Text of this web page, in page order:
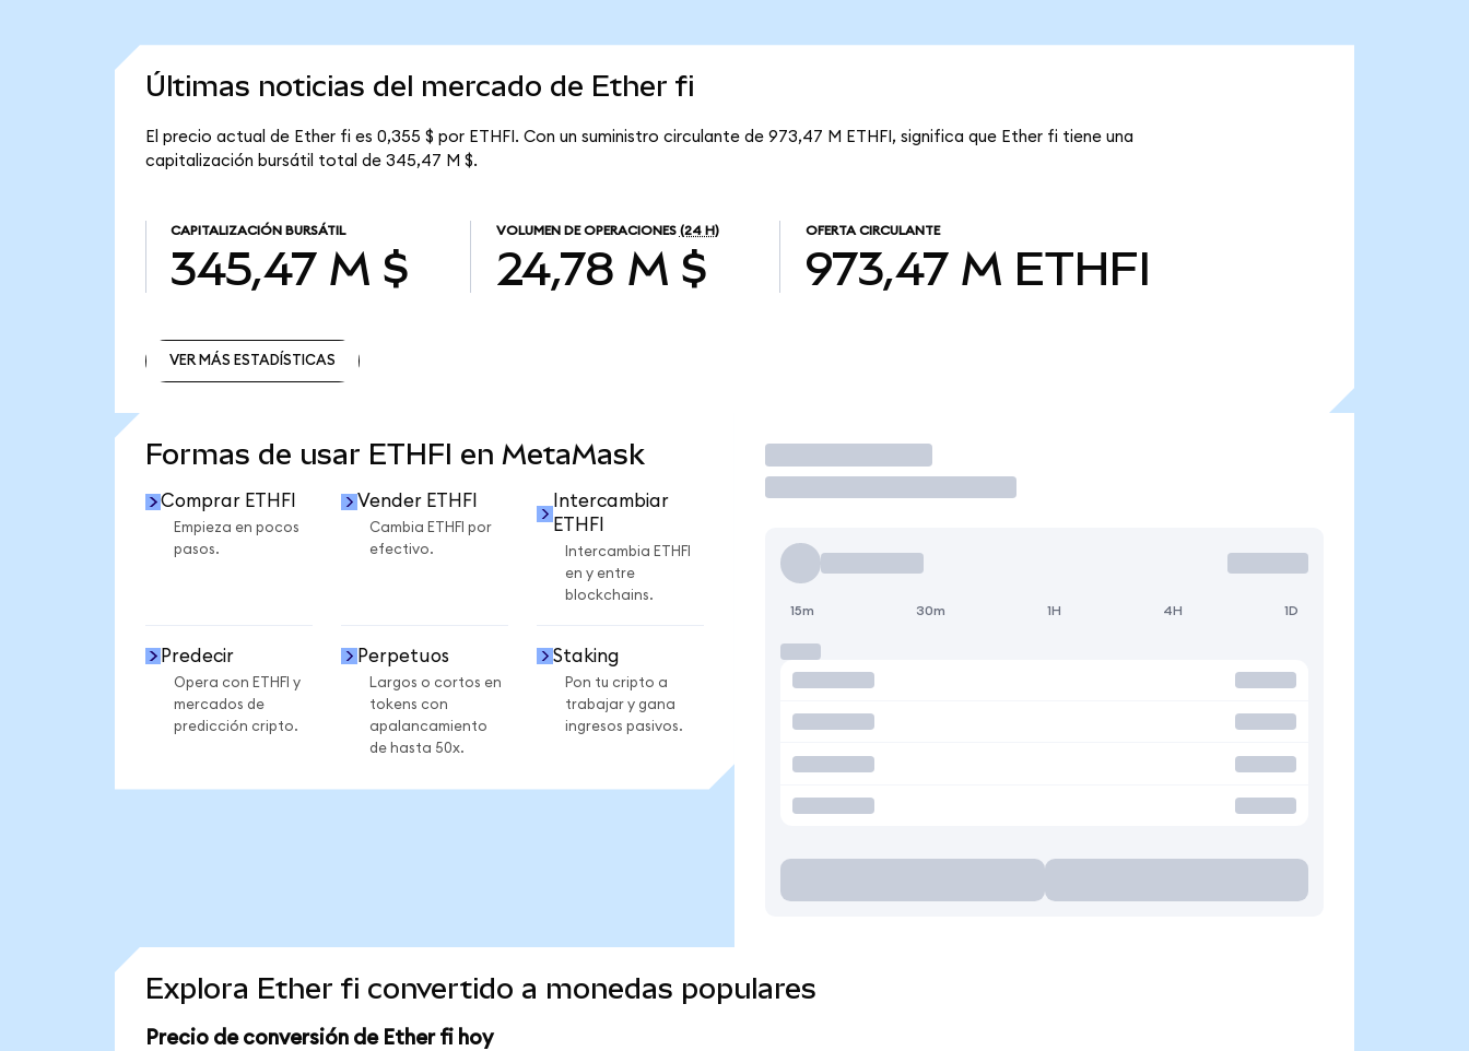
Últimas noticias del mercado de Ether fi
El precio actual de Ether fi es 0,355 $ por ETHFI. Con un suministro circulante de 973,47 M ETHFI, significa que Ether fi tiene una
capitalización bursátil total de 345,47 M $.
CAPITALIZACIÓN BURSÁTIL
345,47 M $
VOLUMEN DE OPERACIONES (24 H)
24,78 M $
OFERTA CIRCULANTE
973,47 M ETHFI
VER MÁS ESTADÍSTICAS
Formas de usar ETHFI en MetaMask
Comprar ETHFI
Empieza en pocos
pasos.
Vender ETHFI
Cambia ETHFI por
efectivo.
Intercambiar
ETHFI
Intercambia ETHFI
en y entre
blockchains.
Predecir
Opera con ETHFI y
mercados de
predicción cripto.
Perpetuos
Largos o cortos en
tokens con
apalancamiento
de hasta 50x.
Staking
Pon tu cripto a
trabajar y gana
ingresos pasivos.
Operar
15m 30m 1H 4H 1D
Explora Ether fi convertido a monedas populares
Precio de conversión de Ether fi hoy